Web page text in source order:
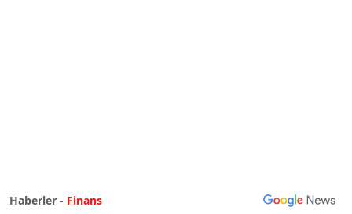
Haberler - Finans